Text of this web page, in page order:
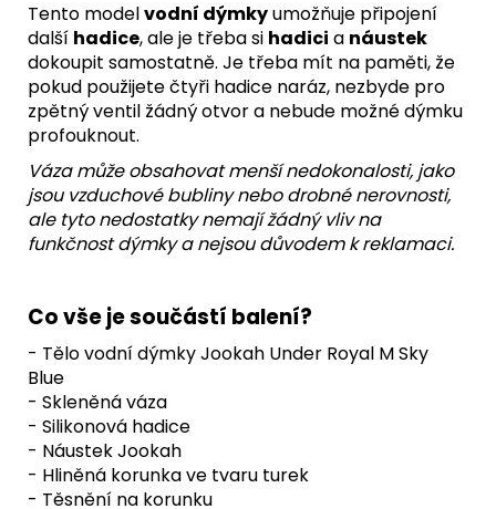
Tento modelvodní dýmkyumožňuje připojení
další hadice, ale je třeba si hadici a náustek
dokoupit samostatně. Je třeba mít na paměti, že
pokud použijete čtyři hadice naráz, nezbyde pro
zpětný ventil žádný otvor a nebude možné dýmku
profouknout.
Váza může obsahovat menší nedokonalosti, jako
jsou vzduchové bubliny nebo drobné nerovnosti,
ale tyto nedostatky nemají žádný vliv na
funkčnost dýmky a nejsou důvodem k reklamaci.
Co vše je součástí balení?
- Tělo vodní dýmky Jookah Under Royal M Sky
Blue
- Skleněná váza
- Silikonová hadice
- Náustek Jookah
- Hliněná korunka ve tvaru turek
- Těsnění na korunku